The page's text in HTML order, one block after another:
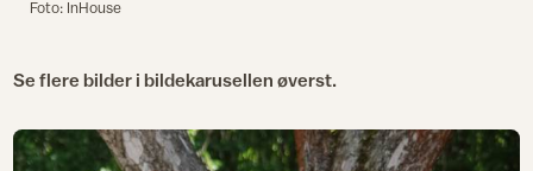
Foto: InHouse
Se flere bilder i bildekarusellen øverst.